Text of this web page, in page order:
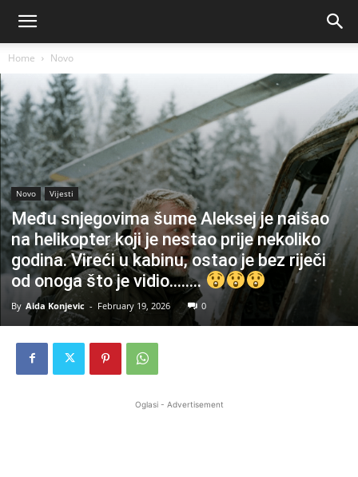
Home Novo
Novo Vijesti
Među snjegovima šume Aleksej je naišao
na helikopter koji je nestao prije nekoliko
godina. Vireći u kabinu, ostao je bez riječi
od onoga što je vidio……..
By Aida Konjevic - February 19, 2026 0
Oglasi - Advertisement